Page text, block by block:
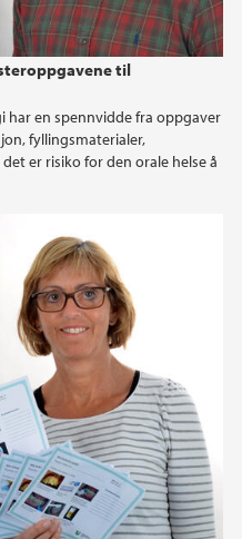
til
en spennvidde fra oppgaver
fyllingsmaterialer,
er risiko for den orale helse å